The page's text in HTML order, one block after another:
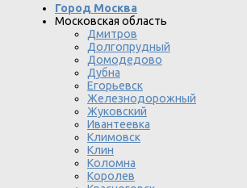
Город Москва
Московская область
Дмитров
Долгопрудный
Домодедово
Дубна
Егорьевск
Железнодорожный
Жуковский
Ивантеевка
Климовск
Клин
Коломна
Королев